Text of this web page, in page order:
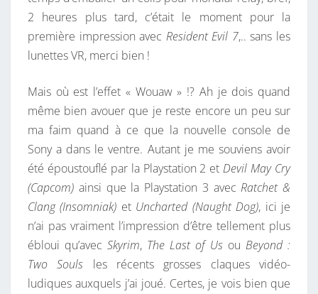
N
F
T
S
A
U
L
I
T
…
2 heures plus tard, c’était le moment pour la
première impression avec Resident Evil 7,.. sans les
lunettes VR, merci bien !
Mais où est l’effet « Wouaw » !? Ah je dois quand
même bien avouer que je reste encore un peu sur
ma faim quand à ce que la nouvelle console de
Sony a dans le ventre. Autant je me souviens avoir
été époustouflé par la Playstation 2 etDevil May Cry
(Capcom) ainsi que la Playstation 3 avecRatchet &
Clang (Insomniak) et Uncharted (Naught Dog), ici je
n’ai pas vraiment l’impression d’être tellement plus
ébloui qu’avec Skyrim, The Last of Us ou Beyond :
Two Souls les récents grosses claques vidéo-
ludiques auxquels j’ai joué. Certes, je vois bien que